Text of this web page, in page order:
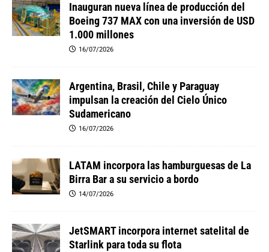
Inauguran nueva línea de producción del
Boeing 737 MAX con una inversión de USD
1.000 millones
16/07/2026
Argentina, Brasil, Chile y Paraguay
impulsan la creación del Cielo Único
Sudamericano
16/07/2026
LATAM incorpora las hamburguesas de La
Birra Bar a su servicio a bordo
14/07/2026
JetSMART incorpora internet satelital de
Starlink para toda su flota